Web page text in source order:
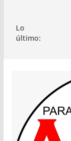
contenido
Lo
último: